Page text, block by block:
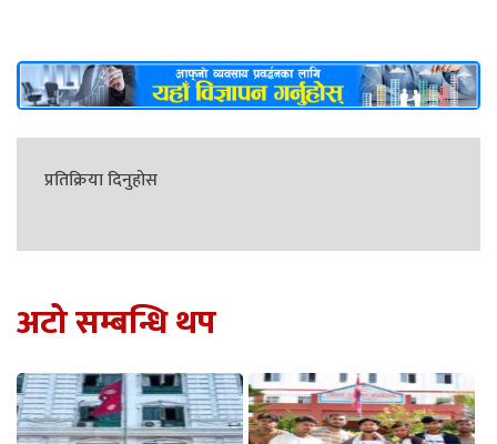
प्रतिक्रिया दिनुहोस
अटो सम्बन्धि थप